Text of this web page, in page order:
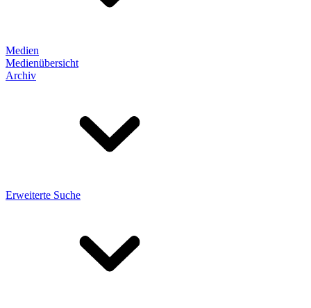
Medien
Medienübersicht
Archiv
Erweiterte Suche